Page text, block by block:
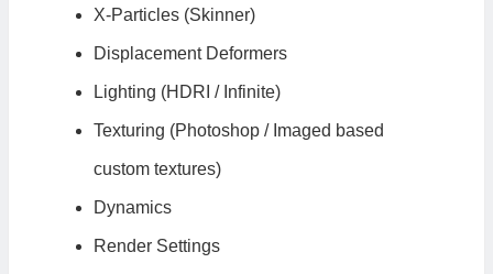
X-Particles (Skinner)
Displacement Deformers
Lighting (HDRI / Infinite)
Texturing (Photoshop / Imaged based
custom textures)
Dynamics
Render Settings